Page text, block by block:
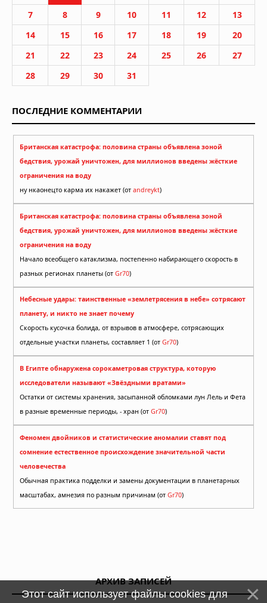
7
8 9 10 11 12
13
14
15 16 17 18 19
20
21
22 23 24 25 26
27
28
29 30 31
ПОСЛЕДНИЕ КОММЕНТАРИИ
Британская катастрофа: половина страны объявлена зоной
бедствия, урожай уничтожен, для миллионов введены жёсткие
ограничения на воду
ну нкаонецто карма их накажет (от andreykt)
Британская катастрофа: половина страны объявлена зоной
бедствия, урожай уничтожен, для миллионов введены жёсткие
ограничения на воду
Начало всеобщего катаклизма, постепенно набирающего скорость в
разных регионах планеты (от Gr70)
Небесные удары: таинственные «землетрясения в небе» сотрясают
планету, и никто не знает почему
Скорость кусочка болида, от взрывов в атмосфере, сотрясающих
отдельные участки планеты, составляет 1 (от Gr70)
В Египте обнаружена сорокаметровая структура, которую
исследователи называют «Звёздными вратами»
Остатки от системы хранения, засыпанной обломками лун Лель и Фета
в разные временные периоды, - хран (от Gr70)
Феномен двойников и статистические аномалии ставят под
сомнение естественное происхождение значительной части
человечества
Обычная практика подделки и замены документации в планетарных
масштабах, амнезия по разным причинам (от Gr70)
АРХИВ ЗАПИСЕЙ
Этот сайт использует файлы cookies для